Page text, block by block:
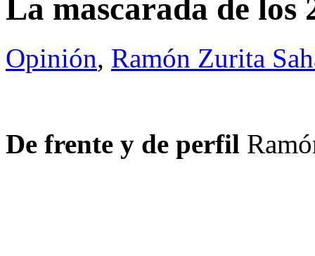
La mascarada de los
Opinión, Ramón Zurita
De frente y de perfil